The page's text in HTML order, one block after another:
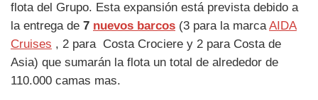
flota del Grupo. Esta expansión está prevista debido a
la entrega de 7 nuevos barcos (3 para la marcaAIDA
Cruises , 2 para Costa Crociere y 2 para Costa de
Asia) que sumarán la flota un total de alrededor de
110.000 camas mas.